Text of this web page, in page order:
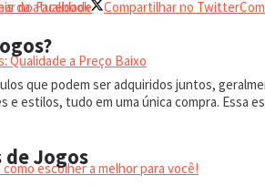
da atualidade
Qualidade a Preço Baixo
escolher a melhor para você!
no Facebook Compartilhar no Twitter
que podem ser adquiridos juntos,
estilos, tudo em uma única compra. Essa
de Jogos